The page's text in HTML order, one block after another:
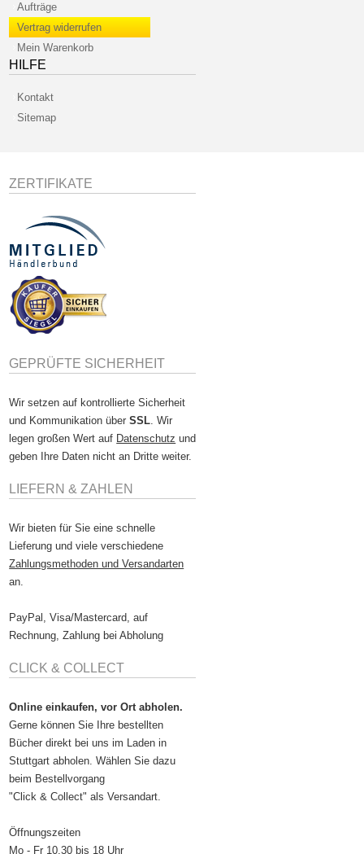
Aufträge
Vertrag widerrufen
Mein Warenkorb
HILFE
Kontakt
Sitemap
ZERTIFIKATE
GEPRÜFTE SICHERHEIT
Wir setzen auf kontrollierte Sicherheit
und Kommunikation überSSL. Wir
legen großen Wert auf Datenschutz und
geben Ihre Daten nicht an Dritte weiter.
LIEFERN & ZAHLEN
Wir bieten für Sie eine schnelle
Lieferung und viele verschiedene
Zahlungsmethoden und Versandarten
an.
PayPal, Visa/Mastercard, auf
Rechnung, Zahlung bei Abholung
CLICK & COLLECT
Online einkaufen, vor Ort abholen.
Gerne können Sie Ihre bestellten
Bücher direkt bei uns im Laden in
Stuttgart abholen. Wählen Sie dazu
beim Bestellvorgang
"Click & Collect" als Versandart.
Öffnungszeiten
Mo - Fr 10.30 bis 18 Uhr